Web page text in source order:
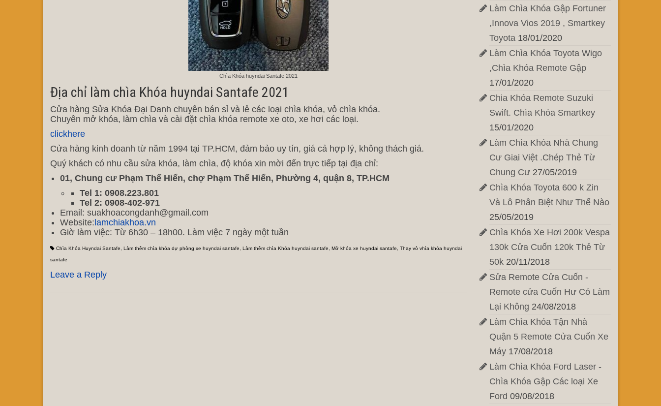
Chìa Khóa huyndai Santafe 2021
Địa chỉ làm chìa Khóa huyndai Santafe 2021
Cửa hàng Sửa Khóa Đại Danh chuyên bán sỉ và lẻ các loại chìa khóa, vỏ chìa khóa.
Chuyên mở khóa, làm chìa và cài đặt chìa khóa remote xe oto, xe hơi các loại.
clickhere
Cửa hàng kinh doanh từ năm 1994 tại TP.HCM, đảm bảo uy tín, giá cả hợp lý, không thách giá.
Quý khách có nhu cầu sửa khóa, làm chìa, độ khóa xin mời đến trực tiếp tại địa chỉ:
01, Chung cư Phạm Thế Hiển, chợ Phạm Thế Hiển, Phường 4, quận 8, TP.HCM
Tel 1: 0908.223.801
Tel 2: 0908-402-971
Email: suakhoacongdanh@gmail.com
Website: lamchiakhoa.vn
Giờ làm việc: Từ 6h30 – 18h00. Làm việc 7 ngày một tuần
Chìa Khóa Huyndai Santafe Làm thêm chìa khóa dự phòng xe huyndai santafe Làm thêm chìa Khóa huyndai santafe Mở khóa xe huyndai santafe Thay vỏ vhìa khóa huyndai
santafe
Leave a Reply
Làm Chìa Khóa Gập Fortuner
,Innova Vios 2019 , Smartkey
Toyota 18/01/2020
Làm Chìa Khóa Toyota Wigo
,Chìa Khóa Remote Gập
17/01/2020
Chia Khóa Remote Suzuki
Swift. Chìa Khóa Smartkey
15/01/2020
Làm Chìa Khóa Nhà Chung
Cư Giai Việt .Chép Thẻ Từ
Chung Cư 27/05/2019
Chìa Khóa Toyota 600 k Zin
Và Lô Phân Biệt Như Thế Nào
25/05/2019
Chìa Khóa Xe Hơi 200k Vespa
130k Cửa Cuốn 120k Thẻ Từ
50k 20/11/2018
Sửa Remote Cửa Cuốn -
Remote cửa Cuốn Hư Có Làm
Lại Không 24/08/2018
Làm Chìa Khóa Tận Nhà
Quận 5 Remote Cửa Cuốn Xe
Máy 17/08/2018
Làm Chìa Khóa Ford Laser -
Chìa Khóa Gập Các loại Xe
Ford 09/08/2018